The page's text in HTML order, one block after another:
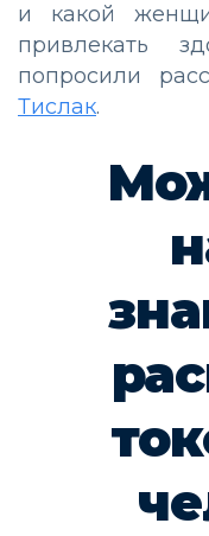
и какой
привлекать
попросили
Тислак.